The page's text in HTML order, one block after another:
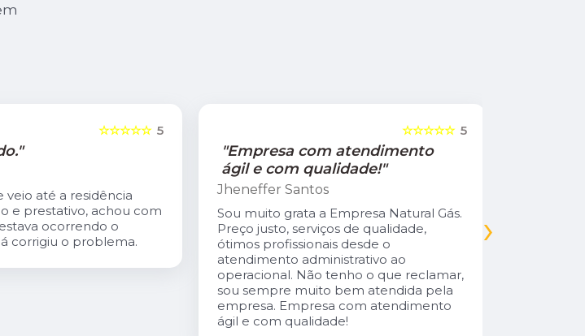
5
☆☆☆☆☆
veio até a residência
e prestativo, achou com
ocorrendo o
corrigiu o problema.
5
☆☆☆☆☆
"Empresa com atendimento
ágil e com qualidade!"
Jheneffer Santos
Sou muito grata a Empresa Natural Gás.
Preço justo, serviços de qualidade,
ótimos profissionais desde o
atendimento administrativo ao
operacional. Não tenho o que reclamar,
sou sempre muito bem atendida pela
empresa. Empresa com atendimento
ágil e com qualidade!
›